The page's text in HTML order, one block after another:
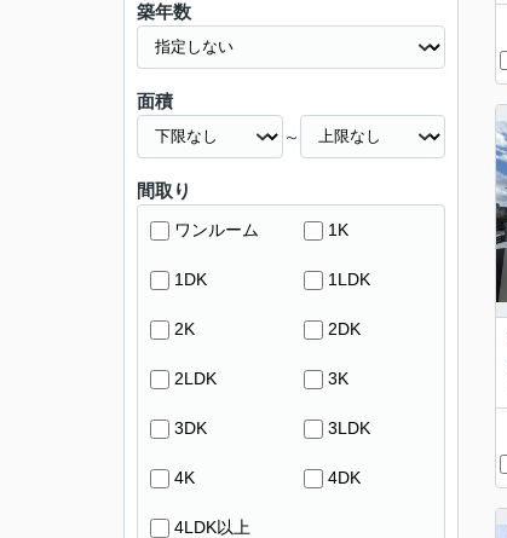
築年数
面積
～
間取り
ワンルーム 1K
1DK 1LDK
2K 2DK
2LDK 3K
3DK 3LDK
4K 4DK
4LDK以上